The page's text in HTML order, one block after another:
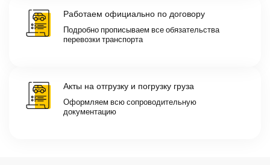
Работаем официально по договору
Подробно прописываем все обязательства
перевозки транспорта
Акты на отгрузку и погрузку груза
Оформляем всю сопроводительную
документацию